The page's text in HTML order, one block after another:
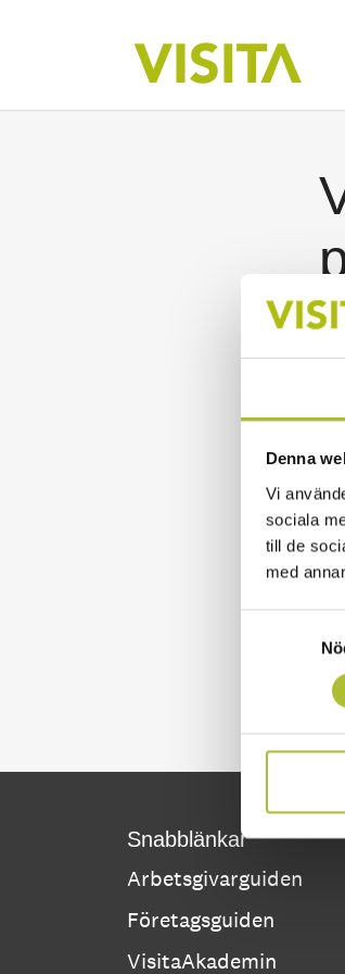
Denna
Vi
sociala
till de
med
Snabblänkar
Arbetsgivarguiden
Företagsguiden
VisitaAkademin